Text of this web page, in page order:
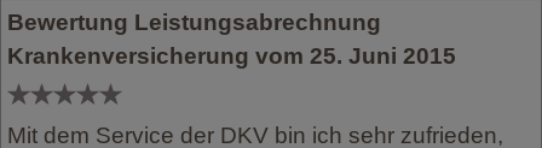
Bewertung Leistungsabrechnung
Krankenversicherung vom 25. Juni 2015
Mit dem Service der DKV bin ich sehr zufrieden,